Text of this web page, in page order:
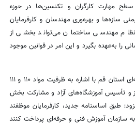
سطح مهارت کارگران و تکنسین‌ها در حوزه
سازه‌ها و بهره‌وری مهندسان و کارفرمایان
مهندسی ساختمان می‌تواند بخشی از
را به‌عهده بگیرد و این امر در قوانین موجود
مدیرکل آموزش فنی و حرفه‌ای استان قم با اشاره به ظرفیت مواد ۱۱۰ و ۱۱۱
و تأسیس آموزشگاه‌های آزاد و مشارکت بخش
طبق اساسنامه جدید، کارفرمایان موظفند
به سازمان آموزش فنی و حرفه‌ای پرداخت کنند